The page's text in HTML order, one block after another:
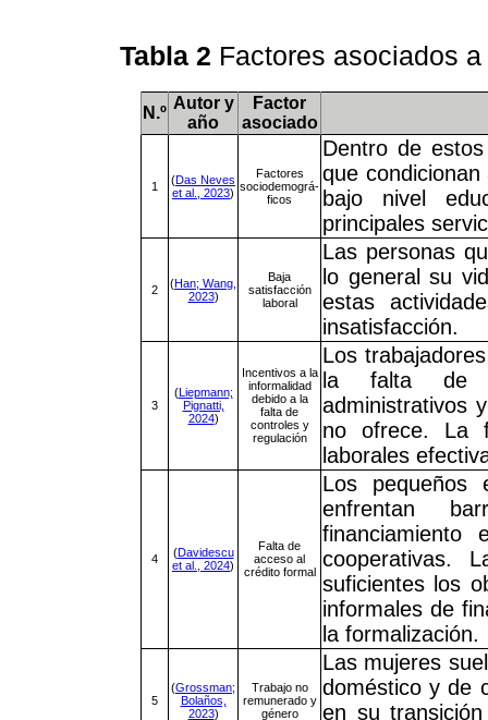
Tabla 2 Factores asociados
N.º
Autor y
año
Factor
asociado
1 (Das Neves
et al., 2023)
Factores
sociodemográ-
ficos
Dentro de
que
bajo nivel
principales
2 (Han; Wang,
2023)
Baja
satisfacción
laboral
Las personas
lo general su
estas
insatisfacción.
3
(Liepmann;
Pignatti,
2024)
Incentivos a la
informalidad
debido a la
falta de
controles y
regulación
Los
la falta de
administrativos
no ofrece. La
laborales
4 (Davidescu
et al., 2024)
Falta de
acceso al
crédito formal
Los pequeños
enfrentan
financiamiento
cooperativas.
suficientes los
informales de
la formalización.
5
(Grossman;
Bolaños,
2023)
Trabajo no
remunerado y
género
Las mujeres
doméstico y de
en su